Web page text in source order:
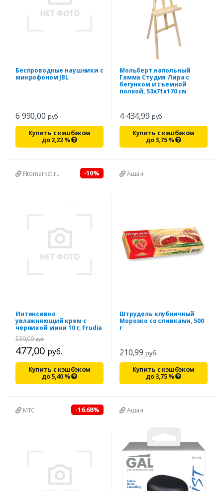
Беспроводные наушники с
микрофоном JBL
6 990,00 руб.
Купить с кэшбэком
до2,22%
Мольберт напольный
Гамма Студия Лира с
бегунком и съемной
полкой, 53х71х170 см
4 434,99 руб.
Купить с кэшбэком
до3,75%
Fitomarket.ru -10%
Интенсивно
увлажняющий крем с
черникой мини 10 г, Frudia
477,00 руб.
530,00руб.
Купить с кэшбэком
до5,40%
Ашан
Штрудель клубничный
Морозко со сливками, 500
г
210,99 руб.
Купить с кэшбэком
до3,75%
МТС -16.68% Ашан